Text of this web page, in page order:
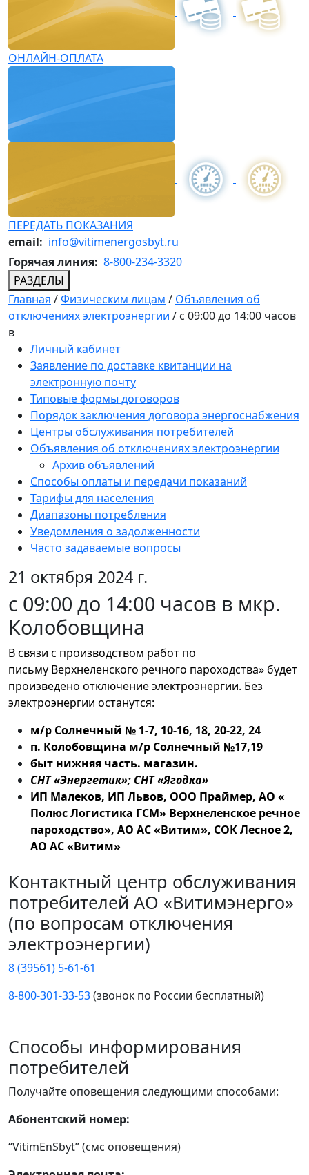
ОНЛАЙН-ОПЛАТА
ПЕРЕДАТЬ ПОКАЗАНИЯ
email: info@vitimenergosbyt.ru
Горячая линия: 8-800-234-3320
РАЗДЕЛЫ
Главная /Физическим лицам / Объявления об
отключениях электроэнергии / с 09:00 до 14:00 часов
в
Личный кабинет
Заявление по доставке квитанции на
электронную почту
Типовые формы договоров
Порядок заключения договора энергоснабжения
Центры обслуживания потребителей
Объявления об отключениях электроэнергии
Архив объявлений
Способы оплаты и передачи показаний
Тарифы для населения
Диапазоны потребления
Уведомления о задолженности
Часто задаваемые вопросы
21 октября 2024 г.
с 09:00 до 14:00 часов в мкр.
Колобовщина
В связи с производством работ по
письму Верхнеленского речного пароходства» будет
произведено отключение электроэнергии. Без
электроэнергии останутся:
м/р Солнечный № 1-7, 10-16, 18, 20-22, 24
п. Колобовщина м/р Солнечный №17,19
быт нижняя часть. магазин.
СНТ «Энергетик»; СНТ «Ягодка»
ИП Малеков, ИП Львов, ООО Праймер, АО «
Полюс Логистика ГСМ» Верхнеленское речное
пароходство», АО АС «Витим», СОК Лесное 2,
АО АС «Витим»
Контактный центр обслуживания
потребителей АО «Витимэнерго»
(по вопросам отключения
электроэнергии)
8 (39561) 5-61-61
8-800-301-33-53(звонок по России бесплатный)
Способы информирования
потребителей
Получайте оповещения следующими способами:
Абонентский номер:
“VitimEnSbyt” (смс оповещения)